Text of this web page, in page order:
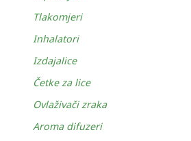
Tlakomjeri
Inhalatori
Izdajalice
Četke za lice
Ovlaživači zraka
Aroma difuzeri